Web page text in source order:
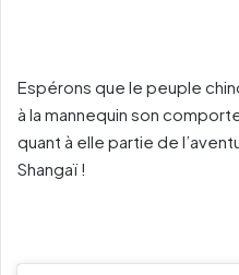
Espérons que le peuple
à la mannequin son
quant à elle partie de
Shangaï !